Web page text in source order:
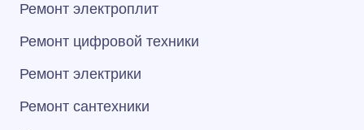
Ремонт электроплит
Ремонт цифровой техники
Ремонт электрики
Ремонт сантехники